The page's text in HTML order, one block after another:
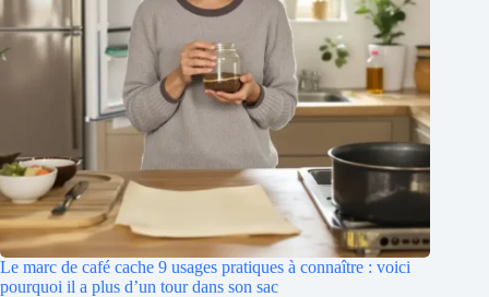
Le marc de café cache 9 usages pratiques à connaître : voici
pourquoi il a plus d’un tour dans son sac